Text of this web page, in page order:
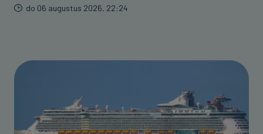
do 06 augustus 2026, 22:24